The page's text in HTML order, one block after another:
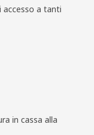
accesso a tanti
in cassa alla